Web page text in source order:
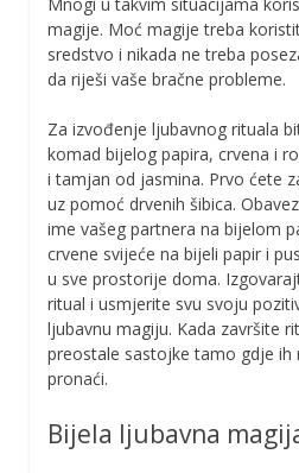
Mnogi u takvim situacijama
magije. Moć magije treba
sredstvo i nikada ne treba
da riješi vaše bračne probleme.
Za izvođenje ljubavnog rituala
komad bijelog papira, crvena i
i tamjan od jasmina. Prvo ćete
uz pomoć drvenih šibica.
ime vašeg partnera na bijelom
crvene svijeće na bijeli papir i
u sve prostorije doma.
ritual i usmjerite svu svoju
ljubavnu magiju. Kada završite
preostale sastojke tamo gdje ih
pronaći.
Bijela ljubavna